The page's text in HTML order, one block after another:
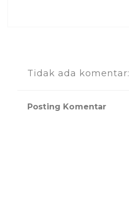
Tidak ada komentar:
Posting Komentar